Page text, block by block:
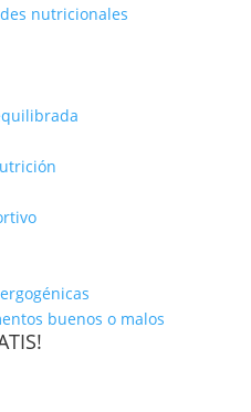
nutricionales
buenos o malos